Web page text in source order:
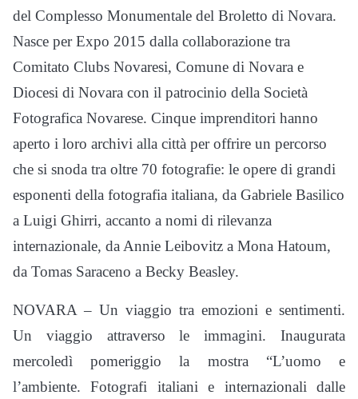
del Complesso Monumentale del Broletto di Novara.
Nasce per Expo 2015 dalla collaborazione tra
Comitato Clubs Novaresi, Comune di Novara e
Diocesi di Novara con il patrocinio della Società
Fotografica Novarese. Cinque imprenditori hanno
aperto i loro archivi alla città per offrire un percorso
che si snoda tra oltre 70 fotografie: le opere di grandi
esponenti della fotografia italiana, da Gabriele Basilico
a Luigi Ghirri, accanto a nomi di rilevanza
internazionale, da Annie Leibovitz a Mona Hatoum,
da Tomas Saraceno a Becky Beasley.
NOVARA – Un viaggio tra emozioni e sentimenti.
Un viaggio attraverso le immagini. Inaugurata
mercoledì pomeriggio la mostra “L’uomo e
l’ambiente. Fotografi italiani e internazionali dalle